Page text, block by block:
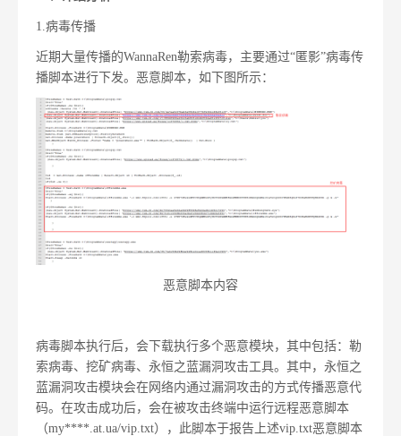
1.病毒传播
近期大量传播的WannaRen勒索病毒，主要通过“匿影”病毒传
播脚本进行下发。恶意脚本，如下图所示：
恶意脚本内容
病毒脚本执行后，会下载执行多个恶意模块，其中包括：勒
索病毒、挖矿病毒、永恒之蓝漏洞攻击工具。其中，永恒之
蓝漏洞攻击模块会在网络内通过漏洞攻击的方式传播恶意代
码。在攻击成功后，会在被攻击终端中运行远程恶意脚本
（my****.at.ua/vip.txt），此脚本于报告上述vip.txt恶意脚本